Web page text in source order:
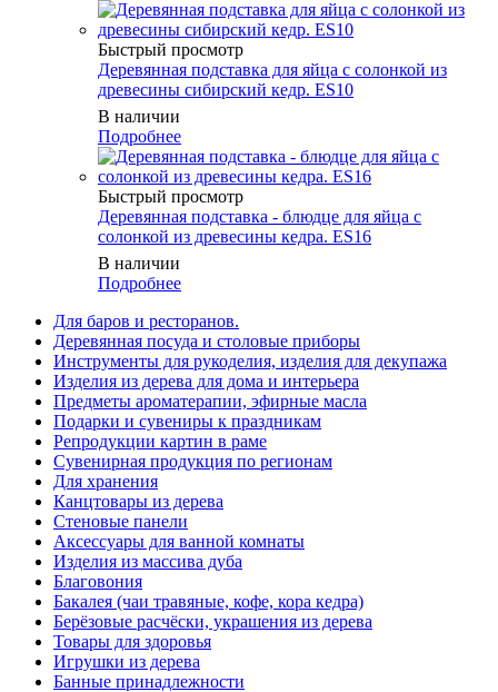
Быстрый просмотр
Деревянная подставка для яйца с солонкой из
древесины сибирский кедр. ES10
В наличии
Подробнее
Быстрый просмотр
Деревянная подставка - блюдце для яйца с
солонкой из древесины кедра. ES16
В наличии
Подробнее
Для баров и ресторанов.
Деревянная посуда и столовые приборы
Инструменты для рукоделия, изделия для декупажа
Изделия из дерева для дома и интерьера
Предметы ароматерапии, эфирные масла
Подарки и сувениры к праздникам
Репродукции картин в раме
Сувенирная продукция по регионам
Для хранения
Канцтовары из дерева
Стеновые панели
Аксессуары для ванной комнаты
Изделия из массива дуба
Благовония
Бакалея (чаи травяные, кофе, кора кедра)
Берёзовые расчёски, украшения из дерева
Товары для здоровья
Игрушки из дерева
Банные принадлежности